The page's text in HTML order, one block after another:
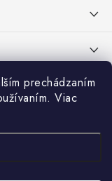
prechádzaním
Viac